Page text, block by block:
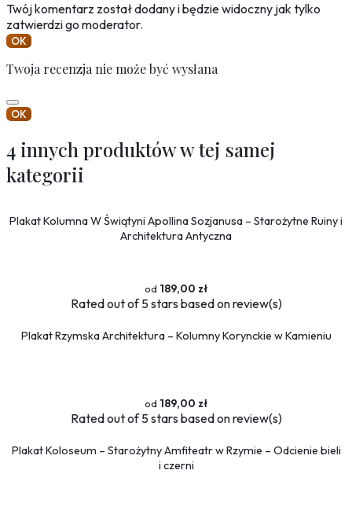
Twój komentarz został dodany i będzie widoczny jak tylko
zatwierdzi go moderator.
OK
Twoja recenzja nie może być wysłana
OK
4 innych produktów w tej samej
kategorii
Plakat Kolumna W Świątyni Apollina Sozjanusa – Starożytne Ruiny i
Architektura Antyczna
189,00 zł
Ratedout of 5 stars based onreview(s)
Plakat Rzymska Architektura – Kolumny Korynckie w Kamieniu
189,00 zł
Ratedout of 5 stars based onreview(s)
Plakat Koloseum – Starożytny Amfiteatr w Rzymie – Odcienie bieli
i czerni